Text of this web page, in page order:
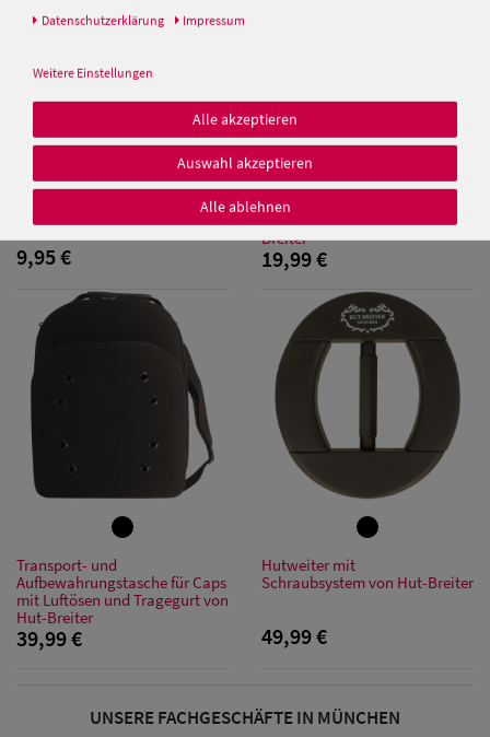
Baseball Caps
Damen UV-
Damen
Damen
Sonnenschilder
& Visoren
Damen
Snapback Caps
Großgrößen
Hut-Breiter effektiver Hut- &
Mützenreiniger Hutpflege 250
ml (1 l = 31,80 EUR)
9,95 €
Cap Waschform für den
Gerschirrspüler oder
Waschmaschiene von Hut-
Breiter
19,99 €
Transport- und
Aufbewahrungstasche für Caps
mit Luftösen und Tragegurt von
Hut-Breiter
39,99 €
Hutweiter mit
Schraubsystem von Hut-Breiter
49,99 €
UNSERE FACHGESCHÄFTE IN MÜNCHEN
Daten­schutz­erklärung Impressum
Weitere Einstellungen
Alle akzeptieren
Auswahl akzeptieren
Alle ablehnen